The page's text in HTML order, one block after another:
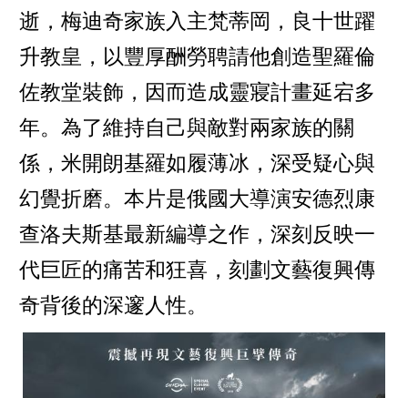
逝，梅迪奇家族入主梵蒂岡，良十世躍
升教皇，以豐厚酬勞聘請他創造聖羅倫
佐教堂裝飾，因而造成靈寢計畫延宕多
年。為了維持自己與敵對兩家族的關
係，米開朗基羅如履薄冰，深受疑心與
幻覺折磨。本片是俄國大導演安德烈康
查洛夫斯基最新編導之作，深刻反映一
代巨匠的痛苦和狂喜，刻劃文藝復興傳
奇背後的深邃人性。